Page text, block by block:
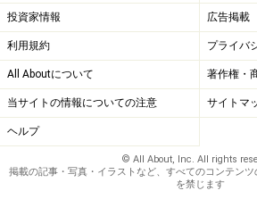
人であってもそうでしょう。でも、
のかを自ら読み取ることで感じ方や
てきます。
恋愛の場合であれば、せっかく初デ
キウキだったのに、当日になって仕
ンされて落ち込んだり、せっかく新
会ったのに既に彼氏、彼女がいた
投資家情報 広告掲載
利用規約 プライバ
All Aboutについて 著作権・
当サイトの情報についての注意 サイトマ
ヘルプ
© All About, Inc. All rights
掲載の記事・写真・イラストなど、すべてのコンテン
を禁じます